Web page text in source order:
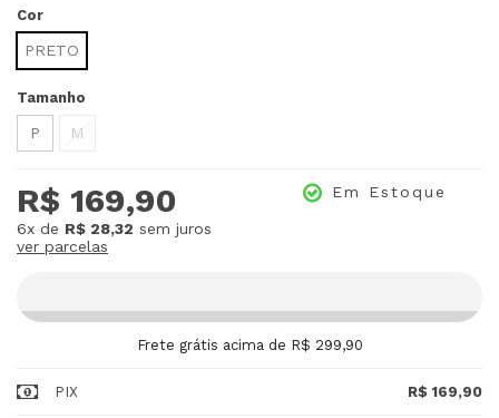
Cor
PRETO
Tamanho
P M
R$ 169,90
6x de R$ 28,32 sem juros
ver parcelas
Em Estoque
Frete grátis acima de R$ 299,90
PIX R$ 169,90